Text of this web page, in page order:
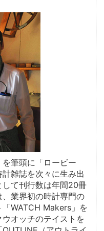
筆頭に「ロービー
雑誌を次々に生み出
て刊行数は年間20冊
業界初の時計専門の
WATCH Makers」を
オッチのテイストを